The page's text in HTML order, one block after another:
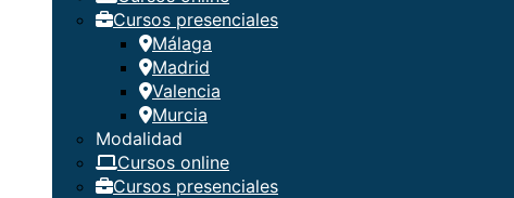
Cursos presenciales
Málaga
Madrid
Valencia
Murcia
Modalidad
Cursos online
Cursos presenciales